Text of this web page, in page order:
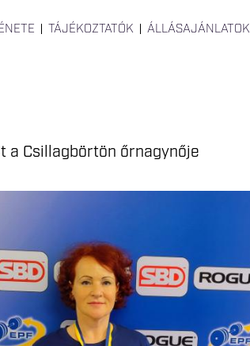
TÁJÉKOZTATÓK ÁLLÁSAJÁNLATOK
a Csillagbörtön őrnagynője